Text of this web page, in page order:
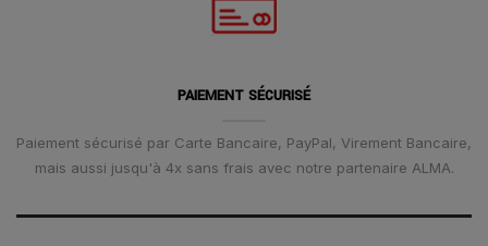
PAIEMENT SÉCURISÉ
Paiement sécurisé par Carte Bancaire, PayPal, Virement Bancaire,
mais aussi jusqu'à 4x sans frais avec notre partenaire ALMA.